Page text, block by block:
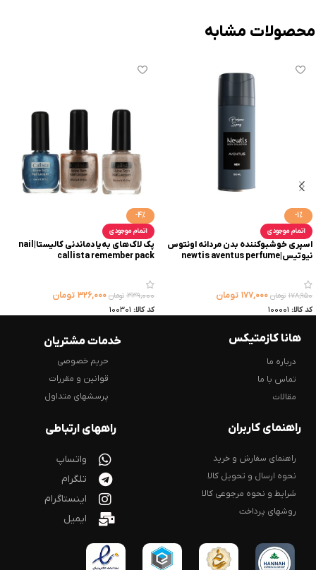
محصولات مشابه
-1%
اتمام موجودی
اسپری خوشبوکننده بدن مردانه اونتوس
نیوتیس|newtis aventus perfume
۱۷۸,۹۵۰ تومان ۱۷۷,۰۰۰ تومان
کد کالا: 100001
-4%
اتمام موجودی
پک لاک‌های به‌یاد‌ماندنی کالیستا|nail
callista remember pack
۳۳۹,۰۰۰ تومان ۳۲۶,۰۰۰ تومان
کد کالا: 100301
هانا کازمتیکس
درباره ما
تماس با ما
مقالات
خدمات مشتریان
حریم خصوصی
قوانین و مقررات
پرسشهای متداول
راهنمای کاربران
راهنمای سفارش و خرید
نحوه ارسال و تحویل کالا
شرایط و نحوه مرجوعی کالا
روشهای پرداخت
راههای ارتباطی
واتساپ
تلگرام
اینستاگرام
ایمیل